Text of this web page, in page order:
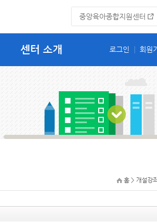
중앙육아종합지원센터
센터 소개
홈 > 개설강